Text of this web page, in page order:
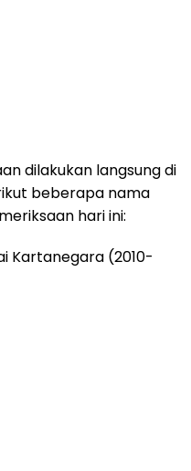
dilakukan langsung di
beberapa nama
hari ini:
Kartanegara (2010-